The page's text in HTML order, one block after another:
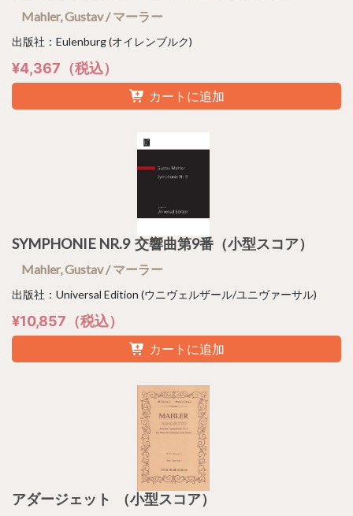
Mahler, Gustav / マーラー
出版社：Eulenburg (オイレンブルク)
¥4,367（税込）
カートに追加
SYMPHONIE NR.9 交響曲第9番（小型スコア）
Mahler, Gustav / マーラー
出版社：Universal Edition (ウニヴェルザール/ユニヴァーサル)
¥10,857（税込）
カートに追加
アダージェット （小型スコア）